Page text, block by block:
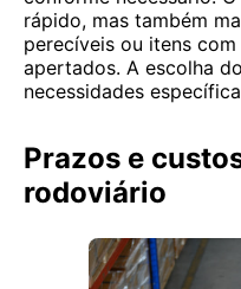
rápido, mas também
perecíveis ou itens
apertados. A escolha
necessidades
Prazos e
rodoviário